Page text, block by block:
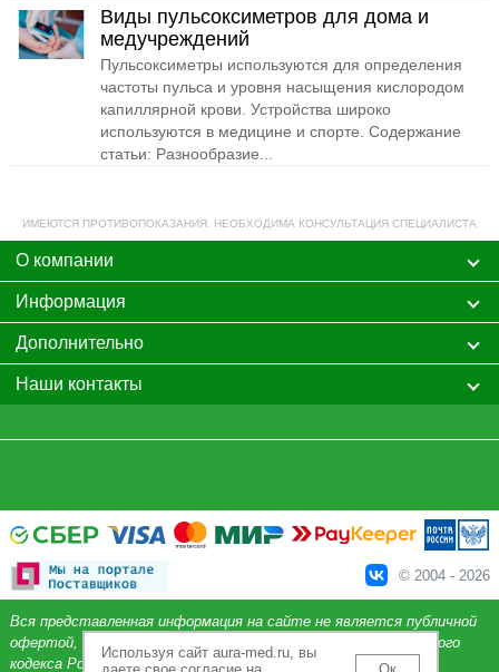
Виды пульсоксиметров для дома и
медучреждений
Пульсоксиметры используются для определения
частоты пульса и уровня насыщения кислородом
капиллярной крови. Устройства широко
используются в медицине и спорте. Содержание
статьи: Разнообразие...
ИМЕЮТСЯ ПРОТИВОПОКАЗАНИЯ. НЕОБХОДИМА КОНСУЛЬТАЦИЯ СПЕЦИАЛИСТА
О компании
Информация
Дополнительно
Наши контакты
© 2004 - 2026
Вся представленная информация на сайте не является публичной
офертой, определяемой положениями Статьи 437 Гражданского
кодекса Российской Федерации.
Используя сайт aura-med.ru, вы